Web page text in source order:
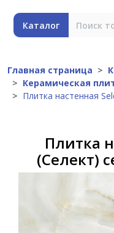
Каталог
Главная страница
Керамическая
Плитка настенная
Плитка
(Селект)